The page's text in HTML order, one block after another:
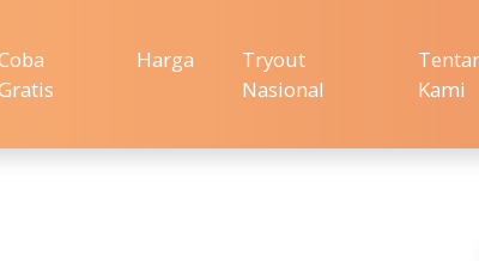
Harga
Tryout
Nasional
Kami